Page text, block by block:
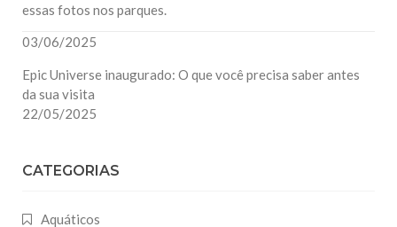
essas fotos nos parques.
03/06/2025
Epic Universe inaugurado: O que você precisa saber antes
da sua visita
22/05/2025
CATEGORIAS
Aquáticos